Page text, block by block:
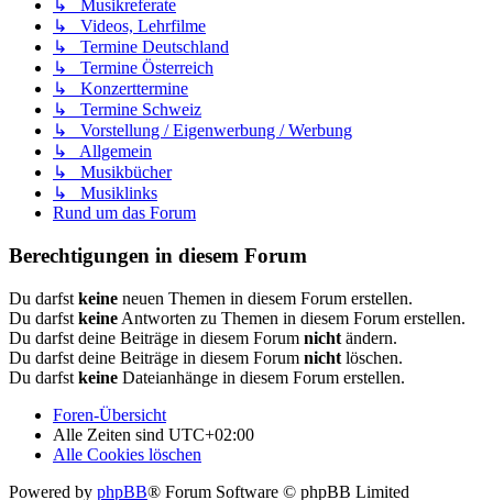
↳ Musikreferate
↳ Videos, Lehrfilme
↳ Termine Deutschland
↳ Termine Österreich
↳ Konzerttermine
↳ Termine Schweiz
↳ Vorstellung / Eigenwerbung / Werbung
↳ Allgemein
↳ Musikbücher
↳ Musiklinks
Rund um das Forum
Berechtigungen in diesem Forum
Du darfst keine neuen Themen in diesem Forum erstellen.
Du darfst keine Antworten zu Themen in diesem Forum erstellen.
Du darfst deine Beiträge in diesem Forum nicht ändern.
Du darfst deine Beiträge in diesem Forum nicht löschen.
Du darfst keine Dateianhänge in diesem Forum erstellen.
Foren-Übersicht
Alle Zeiten sind UTC+02:00
Alle Cookies löschen
Powered by phpBB® Forum Software © phpBB Limited